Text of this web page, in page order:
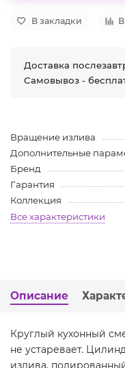
В закладки
Доставка
Самовывоз -
Вращение излива
Дополнительные
Бренд
Гарантия
Коллекция
Все характеристики
Описание
Круглый кухонный
не устаревает.
излива,